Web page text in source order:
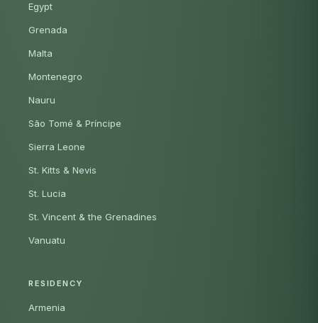
Egypt
Grenada
Malta
Montenegro
Nauru
São Tomé & Príncipe
Sierra Leone
St. Kitts & Nevis
St. Lucia
St. Vincent & the Grenadines
Vanuatu
RESIDENCY
Armenia